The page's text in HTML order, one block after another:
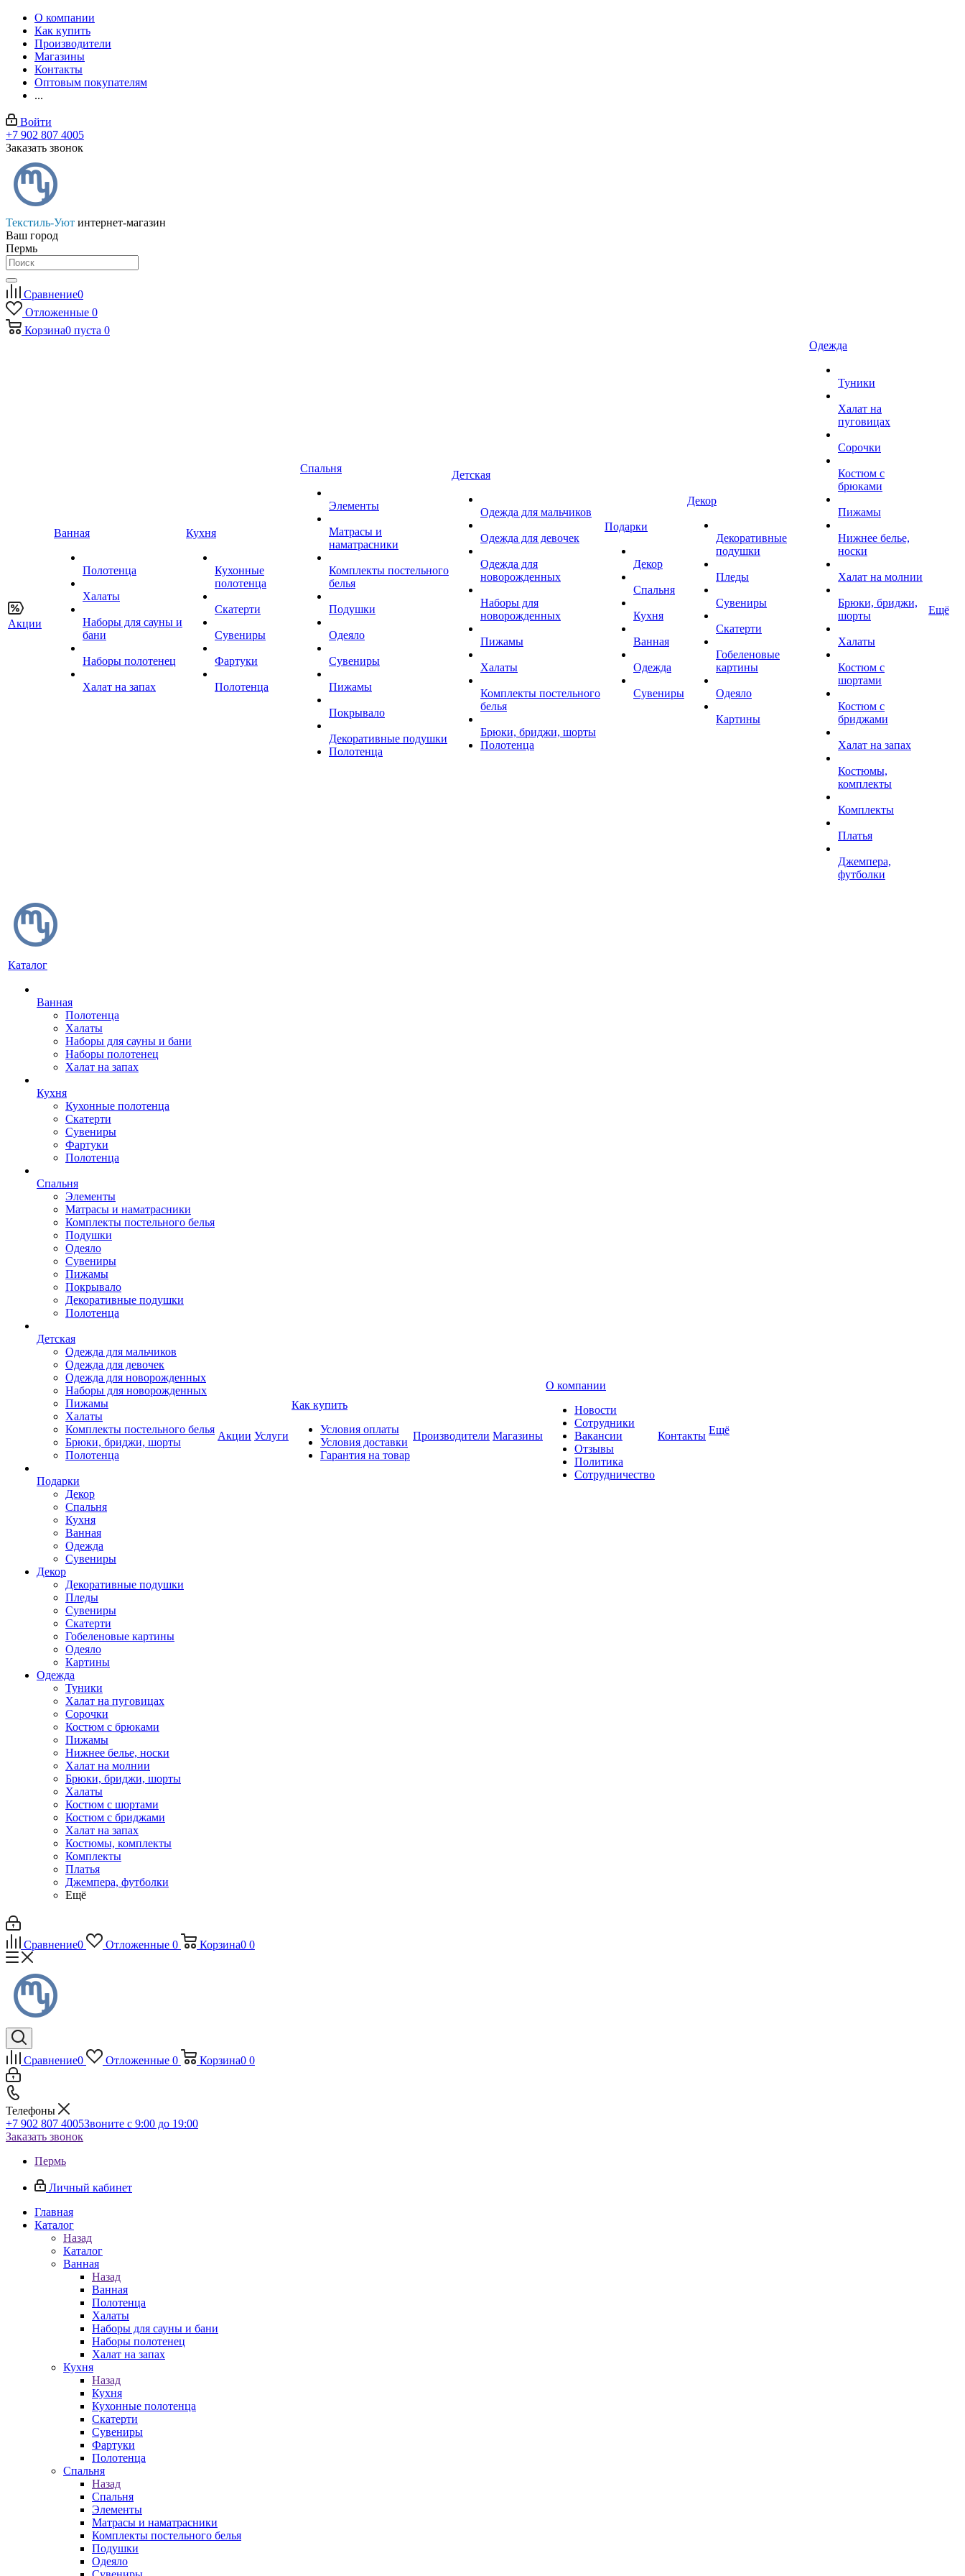
О компании
Как купить
Производители
Магазины
Контакты
Оптовым покупателям
...
Войти
+7 902 807 4005
Заказать звонок
Текстиль-Уют интернет-магазин
Ваш город
Пермь
Сравнение0
Отложенные 0
Корзина0 пуста 0
Акции
Ванная
Полотенца
Халаты
Наборы для сауны и
бани
Наборы полотенец
Халат на запах
Кухня
Кухонные
полотенца
Скатерти
Сувениры
Фартуки
Полотенца
Спальня
Элементы
Матрасы и
наматрасники
Комплекты постельного
белья
Подушки
Одеяло
Сувениры
Пижамы
Покрывало
Декоративные подушки
Полотенца
Детская
Одежда для мальчиков
Одежда для девочек
Одежда для
новорожденных
Наборы для
новорожденных
Пижамы
Халаты
Комплекты постельного
белья
Брюки, бриджи, шорты
Полотенца
Подарки
Декор
Спальня
Кухня
Ванная
Одежда
Сувениры
Декор
Декоративные
подушки
Пледы
Сувениры
Скатерти
Гобеленовые
картины
Одеяло
Картины
Одежда
Туники
Халат на
пуговицах
Сорочки
Костюм с
брюками
Пижамы
Нижнее белье,
носки
Халат на молнии
Брюки, бриджи,
шорты
Халаты
Костюм с
шортами
Костюм с
бриджами
Халат на запах
Костюмы,
комплекты
Комплекты
Платья
Джемпера,
футболки
Ещё
Каталог
Ванная
Полотенца
Халаты
Наборы для сауны и бани
Наборы полотенец
Халат на запах
Кухня
Кухонные полотенца
Скатерти
Сувениры
Фартуки
Полотенца
Спальня
Элементы
Матрасы и наматрасники
Комплекты постельного белья
Подушки
Одеяло
Сувениры
Пижамы
Покрывало
Декоративные подушки
Полотенца
Детская
Одежда для мальчиков
Одежда для девочек
Одежда для новорожденных
Наборы для новорожденных
Пижамы
Халаты
Комплекты постельного белья
Брюки, бриджи, шорты
Полотенца
Подарки
Декор
Спальня
Кухня
Ванная
Одежда
Сувениры
Декор
Декоративные подушки
Пледы
Сувениры
Скатерти
Гобеленовые картины
Одеяло
Картины
Одежда
Туники
Халат на пуговицах
Сорочки
Костюм с брюками
Пижамы
Нижнее белье, носки
Халат на молнии
Брюки, бриджи, шорты
Халаты
Костюм с шортами
Костюм с бриджами
Халат на запах
Костюмы, комплекты
Комплекты
Платья
Джемпера, футболки
Ещё
Акции Услуги
Как купить
Условия оплаты
Условия доставки
Гарантия на товар
Производители Магазины
О компании
Новости
Сотрудники
Вакансии
Отзывы
Политика
Сотрудничество
Контакты Ещё
Сравнение0 Отложенные 0 Корзина0 0
Сравнение0 Отложенные 0 Корзина0 0
Телефоны
+7 902 807 4005Звоните с 9:00 до 19:00
Заказать звонок
Пермь
Личный кабинет
Главная
Каталог
Назад
Каталог
Ванная
Назад
Ванная
Полотенца
Халаты
Наборы для сауны и бани
Наборы полотенец
Халат на запах
Кухня
Назад
Кухня
Кухонные полотенца
Скатерти
Сувениры
Фартуки
Полотенца
Спальня
Назад
Спальня
Элементы
Матрасы и наматрасники
Комплекты постельного белья
Подушки
Одеяло